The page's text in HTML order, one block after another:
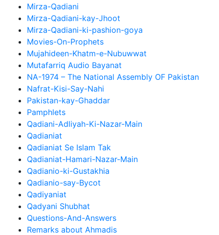
Mirza-Qadiani
Mirza-Qadiani-kay-Jhoot
Mirza-Qadiani-ki-pashion-goya
Movies-On-Prophets
Mujahideen-Khatm-e-Nubuwwat
Mutafarriq Audio Bayanat
NA-1974 – The National Assembly OF Pakistan
Nafrat-Kisi-Say-Nahi
Pakistan-kay-Ghaddar
Pamphlets
Qadiani-Adliyah-Ki-Nazar-Main
Qadianiat
Qadianiat Se Islam Tak
Qadianiat-Hamari-Nazar-Main
Qadianio-ki-Gustakhia
Qadianio-say-Bycot
Qadiyaniat
Qadyani Shubhat
Questions-And-Answers
Remarks about Ahmadis